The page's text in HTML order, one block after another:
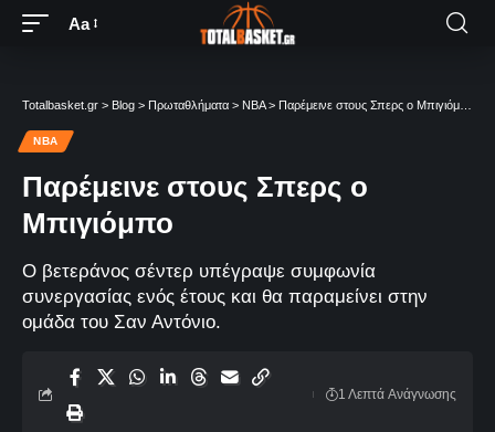
Aa
Totalbasket.gr > Blog > Πρωταθλήματα > NBA> Παρέμεινε στους Σπερς ο Μπιγιόμπο
NBA
Παρέμεινε στους Σπερς ο
Μπιγιόμπο
Ο βετεράνος σέντερ υπέγραψε συμφωνία
συνεργασίας ενός έτους και θα παραμείνει στην
ομάδα του Σαν Αντόνιο.
1 Λεπτά Aνάγνωσης